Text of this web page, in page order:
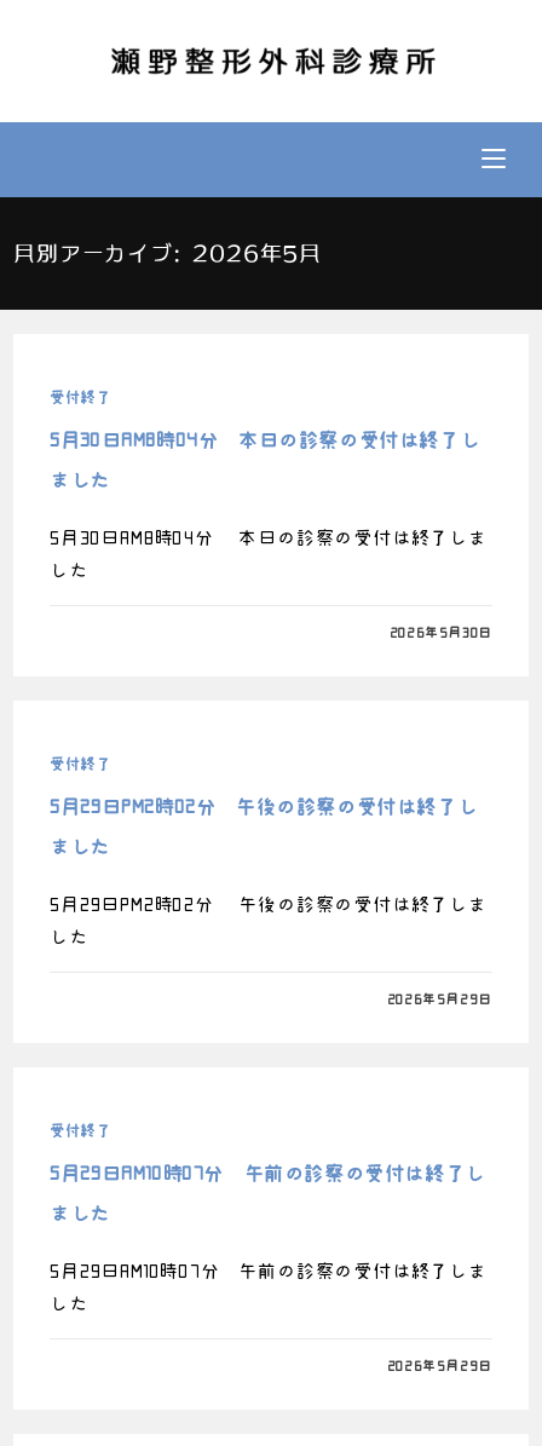
月別アーカイブ: 2026年5月
受付終了
5月30日AM8時04分 本日の診察の受付は終了し
ました
5月30日AM8時04分 本日の診察の受付は終了しま
した
2026年5月30日
受付終了
5月29日PM2時02分 午後の診察の受付は終了し
ました
5月29日PM2時02分 午後の診察の受付は終了しま
した
2026年5月29日
受付終了
5月29日AM10時07分 午前の診察の受付は終了し
ました
5月29日AM10時07分 午前の診察の受付は終了しま
した
2026年5月29日